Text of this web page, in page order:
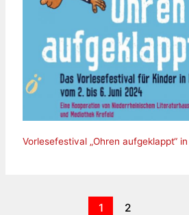
Vorlesefestival „Ohren aufgeklappt“
1 2